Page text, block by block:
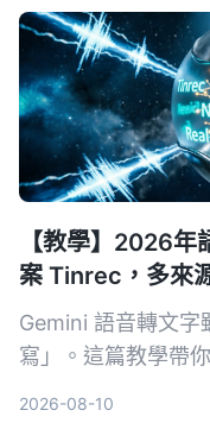
最適合中文會議場
【教學】2026
案 Tinrec，多來
Gemini 語音轉文字
寫」。這篇教學帶
2026-08-10